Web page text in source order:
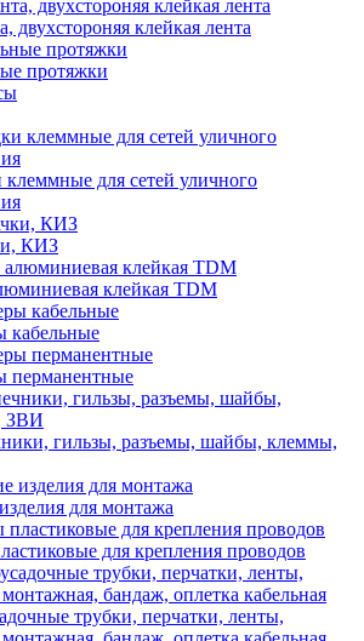
двухстороняя клейкая лента
протяжки
клеммные для сетей уличного
КИЗ
клейкая TDM
кабельные
перманентные
гильзы, разъемы, шайбы, клеммы,
для монтажа
для крепления проводов
трубки, перчатки, ленты,